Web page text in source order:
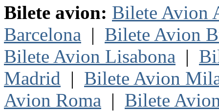
Bilete avion: Bilete Avion
Barcelona | Bilete Avion
Bilete Avion Lisabona |
Madrid | Bilete Avion
Avion Roma | Bilete